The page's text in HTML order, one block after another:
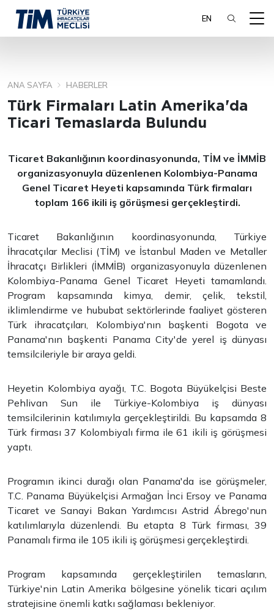
EN
ANA SAYFA HABERLER
Türk Firmaları Latin Amerika'da
Ticari Temaslarda Bulundu
Ticaret Bakanlığının koordinasyonunda, TİM ve İMMİB
organizasyonuyla düzenlenen Kolombiya-Panama
Genel Ticaret Heyeti kapsamında Türk firmaları
toplam 166 ikili iş görüşmesi gerçekleştirdi.
Ticaret Bakanlığının koordinasyonunda, Türkiye
İhracatçılar Meclisi (TİM) ve İstanbul Maden ve Metaller
İhracatçı Birlikleri (İMMİB) organizasyonuyla düzenlenen
Kolombiya-Panama Genel Ticaret Heyeti tamamlandı.
Program kapsamında kimya, demir, çelik, tekstil,
iklimlendirme ve hububat sektörlerinde faaliyet gösteren
Türk ihracatçıları, Kolombiya'nın başkenti Bogota ve
Panama'nın başkenti Panama City'de yerel iş dünyası
temsilcileriyle bir araya geldi.
Heyetin Kolombiya ayağı, T.C. Bogota Büyükelçisi Beste
Pehlivan Sun ile Türkiye-Kolombiya iş dünyası
temsilcilerinin katılımıyla gerçekleştirildi. Bu kapsamda 8
Türk firması 37 Kolombiyalı firma ile 61 ikili iş görüşmesi
yaptı.
Programın ikinci durağı olan Panama'da ise görüşmeler,
T.C. Panama Büyükelçisi Armağan İnci Ersoy ve Panama
Ticaret ve Sanayi Bakan Yardımcısı Astrid Ábrego'nun
katılımlarıyla düzenlendi. Bu etapta 8 Türk firması, 39
Panamalı firma ile 105 ikili iş görüşmesi gerçekleştirdi.
Program kapsamında gerçekleştirilen temasların,
Türkiye'nin Latin Amerika bölgesine yönelik ticari açılım
stratejisine önemli katkı sağlaması bekleniyor.